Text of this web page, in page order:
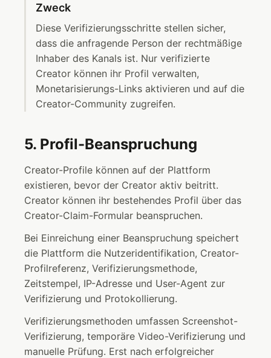
Zweck
Diese Verifizierungsschritte stellen sicher,
dass die anfragende Person der rechtmäßige
Inhaber des Kanals ist. Nur verifizierte
Creator können ihr Profil verwalten,
Monetarisierungs-Links aktivieren und auf die
Creator-Community zugreifen.
5. Profil-Beanspruchung
Creator-Profile können auf der Plattform
existieren, bevor der Creator aktiv beitritt.
Creator können ihr bestehendes Profil über das
Creator-Claim-Formular beanspruchen.
Bei Einreichung einer Beanspruchung speichert
die Plattform die Nutzeridentifikation, Creator-
Profilreferenz, Verifizierungsmethode,
Zeitstempel, IP-Adresse und User-Agent zur
Verifizierung und Protokollierung.
Verifizierungsmethoden umfassen Screenshot-
Verifizierung, temporäre Video-Verifizierung und
manuelle Prüfung. Erst nach erfolgreicher